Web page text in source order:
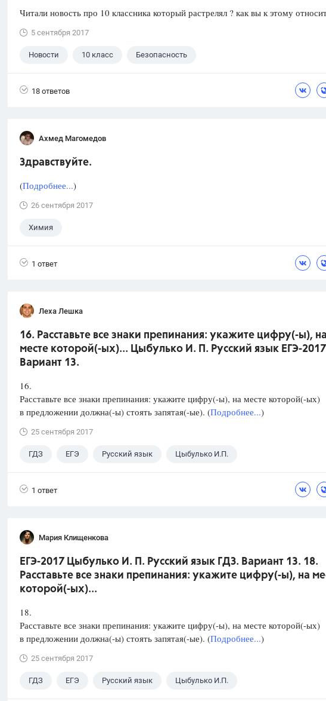
Читали новость про 10 классника который растрелял ? как вы к этому
5 сентября 2017
Новости 10 класс Безопасность
18 ответов
Ахмед Магомедов
Здравствуйте.
(Подробнее...)
26 сентября 2017
Химия
1 ответ
Леха Лешка
16. Расставьте все знаки препинания: укажите цифру(-ы),
месте которой(-ых)... Цыбулько И. П. Русский язык ЕГЭ-
Вариант 13.
16.
Расставьте все знаки препинания: укажите цифру(-ы), на месте которой(-ых)
в предложении должна(-ы) стоять запятая(-ые). (Подробнее...)
25 сентября 2017
ГДЗ ЕГЭ Русский язык Цыбулько И.П.
1 ответ
Мария Клищенкова
ЕГЭ-2017 Цыбулько И. П. Русский язык ГДЗ. Вариант 13. 18.
Расставьте все знаки препинания: укажите цифру(-ы), на
которой(-ых)...
18.
Расставьте все знаки препинания: укажите цифру(-ы), на месте которой(-ых)
в предложении должна(-ы) стоять запятая(-ые). (Подробнее...)
25 сентября 2017
ГДЗ ЕГЭ Русский язык Цыбулько И.П.